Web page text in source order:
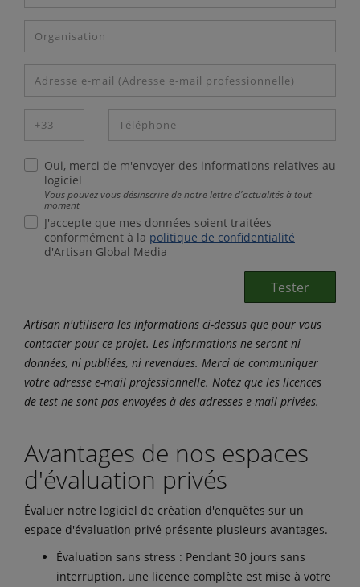
Oui, merci de m'envoyer des informations relatives au
logiciel
Vous pouvez vous désinscrire de notre lettre d'actualités à tout
moment
J'accepte que mes données soient traitées
conformément à la politique de confidentialité
d'Artisan Global Media
Tester
Artisan n'utilisera les informations ci-dessus que pour vous
contacter pour ce projet. Les informations ne seront ni
données, ni publiées, ni revendues. Merci de communiquer
votre adresse e-mail professionnelle. Notez que les licences
de test ne sont pas envoyées à des adresses e-mail privées.
Avantages de nos espaces
d'évaluation privés
Évaluer notre logiciel de création d'enquêtes sur un
espace d'évaluation privé présente plusieurs avantages.
Évaluation sans stress : Pendant 30 jours sans
interruption, une licence complète est mise à votre